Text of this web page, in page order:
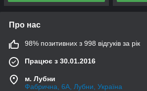
Про нас
98% позитивних з 998 відгуків за рік
Працює з 30.01.2016
м. Лубни
Фабрична, 6А, Лубни, Україна